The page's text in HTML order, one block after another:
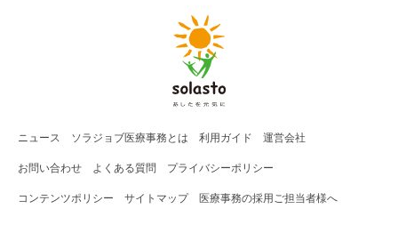
ニュース ソラジョブ医療事務 とは 利用ガイド 運営会社
お問い合わせ よくある質問 プライバシーポリシー
コンテンツポリシー サイトマップ 医療事務の採用ご担当者様へ